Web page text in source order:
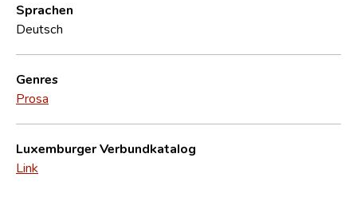
Sprachen
Deutsch
Genres
Prosa
Luxemburger Verbundkatalog
Link